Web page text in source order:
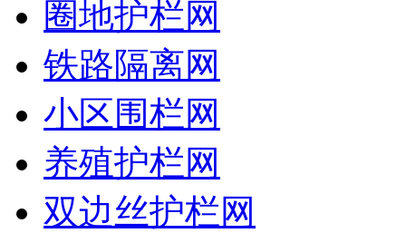
圈地护栏网
铁路隔离网
小区围栏网
养殖护栏网
双边丝护栏网